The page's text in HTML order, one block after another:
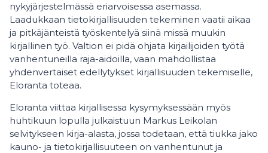
nykyjärjestelmässä eriarvoisessa asemassa.
Laadukkaan tietokirjallisuuden tekeminen vaatii aikaa
ja pitkäjänteistä työskentelyä siinä missä muukin
kirjallinen työ. Valtion ei pidä ohjata kirjailijoiden työtä
vanhentuneilla raja-aidoilla, vaan mahdollistaa
yhdenvertaiset edellytykset kirjallisuuden tekemiselle,
Eloranta toteaa.
Eloranta viittaa kirjallisessa kysymyksessään myös
huhtikuun lopulla julkaistuun Markus Leikolan
selvitykseen kirja-alasta, jossa todetaan, että tiukka jako
kauno- ja tietokirjallisuuteen on vanhentunut ja